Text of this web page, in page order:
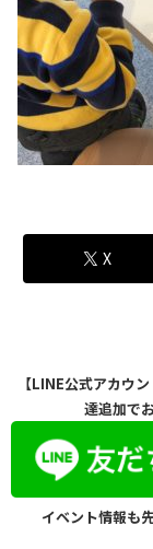
X
【LINE公式アカウ
達追加で
イベント情報も